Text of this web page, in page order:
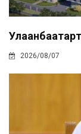
2026/08/07